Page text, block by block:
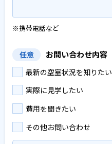
※携帯電話など
任意 お問い合わせ内容
最新の空室状況を知りたい
実際に見学したい
費用を聞きたい
その他お問い合わせ